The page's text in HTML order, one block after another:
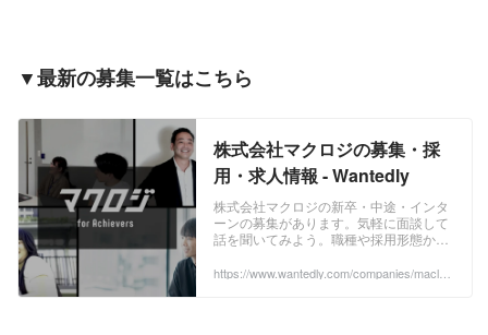
▼最新の募集一覧はこちら
株式会社マクロジの募集・採
用・求人情報 - Wantedly
株式会社マクロジの新卒・中途・インタ
ーンの募集があります。気軽に面談して
話を聞いてみよう。職種や採用形態から
きます。募集では「どんなことをやるの
https://www.wantedly.com/companies/maclog